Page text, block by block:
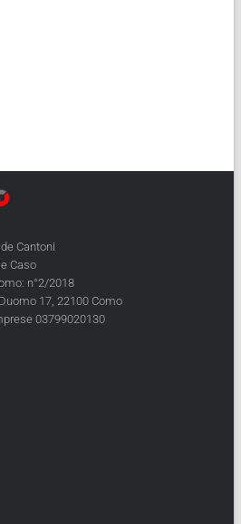
Cantoni
Caso
n°2/2018
17, 22100 Como
03799020130